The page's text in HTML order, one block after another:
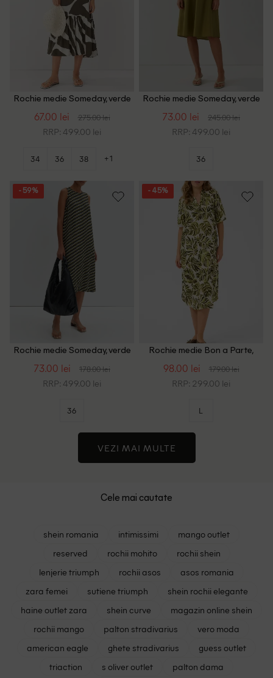
Rochie medie Someday, verde
67.00 lei 275.00 lei
RRP: 499.00 lei
34 36 38 +1
Rochie medie Someday, verde
73.00 lei 245.00 lei
RRP: 499.00 lei
36
- 59%
Rochie medie Someday, verde
73.00 lei 178.00 lei
RRP: 499.00 lei
36
- 45%
Rochie medie Bon a Parte,
98.00 lei 179.00 lei
RRP: 299.00 lei
L
VEZI MAI MULTE
Cele mai cautate
shein romania intimissimi
mango outlet
reserved
rochii mohito
rochii shein
lenjerie triumph
rochii asos
asos romania
zara femei
sutiene triumph
shein rochii elegante
haine outlet zara
shein curve
magazin online shein
rochii mango
palton stradivarius
vero moda
american eagle
ghete stradivarius
guess outlet
triaction
s oliver outlet
palton dama